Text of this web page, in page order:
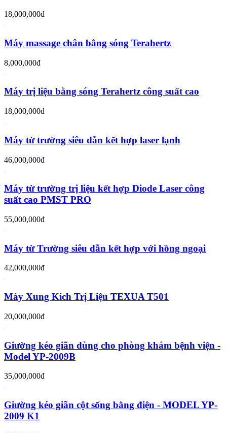
18,000,000đ
Máy massage chân bằng sóng Terahertz
8,000,000đ
Máy trị liệu bằng sóng Terahertz công suất cao
18,000,000đ
Máy từ trường siêu dẫn kết hợp laser lạnh
46,000,000đ
Máy từ trường trị liệu kết hợp Diode Laser công
suất cao PMST PRO
55,000,000đ
Máy từ Trường siêu dẫn kết hợp với hồng ngoại
42,000,000đ
Máy Xung Kích Trị Liệu TEXUA T501
20,000,000đ
Giường kéo giãn dùng cho phòng khám bệnh viện -
Model YP-2009B
35,000,000đ
Giường kéo giãn cột sống bằng điện - MODEL YP-
2009 K1